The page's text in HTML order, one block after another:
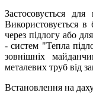
Застосовується
Використовується в
через підлогу або
- систем "Тепла
зовнішніх
металевих труб від
Встановлення на